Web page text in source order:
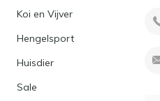
Koi en Vijver
Hengelsport
Huisdier
Sale